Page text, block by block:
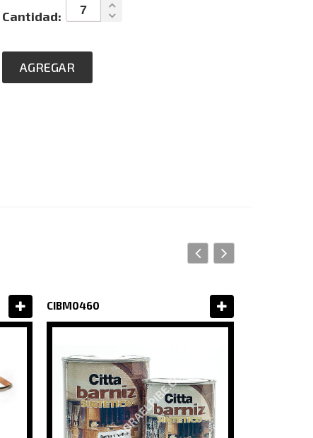
Cantidad:
AGREGAR
CIBM0460